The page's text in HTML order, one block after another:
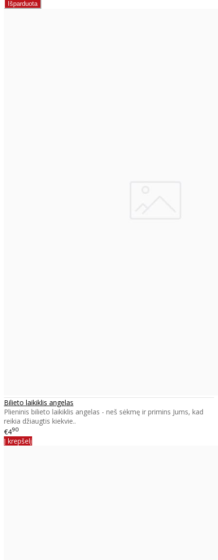
Bilieto laikiklis angelas
Plieninis bilieto laikiklis angelas - neš sėkmę ir primins Jums, kad
reikia džiaugtis kiekvie..
€490
Į krepšelį